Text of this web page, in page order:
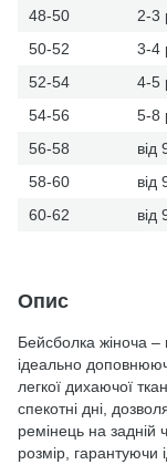
48-50
2-3
50-52
3-4
52-54
4-5
54-56
5-8
56-58
від
58-60
від
60-62
від
Опис
Бейсболка жіноча –
ідеально
легкої дихаючої
спекотні дні,
ремінець на задній
розмір, гарантуючи